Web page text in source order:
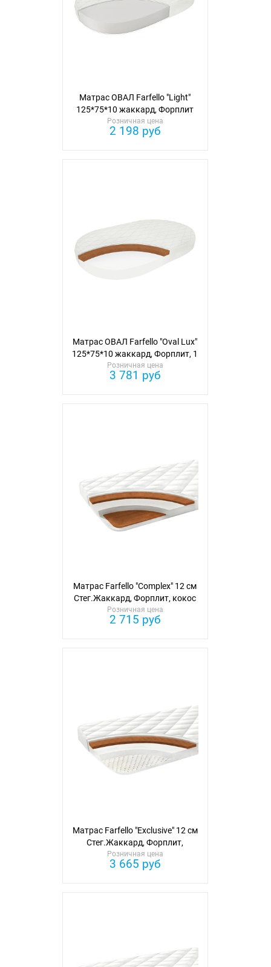
Матрас ОВАЛ Farfello "Light"
125*75*10 жаккард, Форплит
Розничная цена
2 198 руб
Матрас ОВАЛ Farfello "Oval Lux"
125*75*10 жаккард, Форплит, 1
сторона кокос
Розничная цена
3 781 руб
Матрас Farfello "Complex" 12 см
Стег.Жаккард, Форплит, кокос
с 2 сторон
Розничная цена
2 715 руб
Матрас Farfello "Exclusive" 12 см
Стег.Жаккард, Форплит,
латекс, кокос 1 ст.
Розничная цена
3 665 руб